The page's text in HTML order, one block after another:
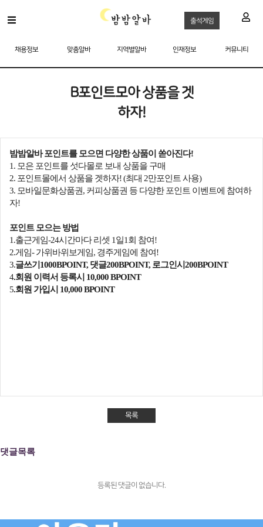
출석게임
채용정보 맞춤알바 지역별알바 인재정보 커뮤니티
B포인트모아 상품을 겟
하자!
밤밤알바 포인트를 모으면 다양한 상품이 쏟아진다!
1. 모은 포인트를 섯다몰로 보내 상품을 구매
2. 포인트몰에서 상품을 겟하자! (최대 2만포인트 사용)
3. 모바일문화상품권, 커피상품권 등 다양한 포인트 이벤트에 참여하
자!
포인트 모으는 방법
1.출근게임-24시간마다 리셋 1일1회 참여!
2.게임- 가위바위보게임, 경주게임에 참여!
3.글쓰기1000BPOINT, 댓글200BPOINT, 로그인시200BPOINT
4.회원 이력서 등록시 10,000 BPOINT
5.회원 가입시 10,000 BPOINT
목록
댓글목록
등록된 댓글이 없습니다.